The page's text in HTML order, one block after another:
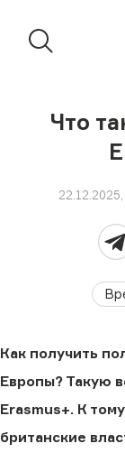
Что
Как получить
Европы? Такую
Erasmus+. К
британские